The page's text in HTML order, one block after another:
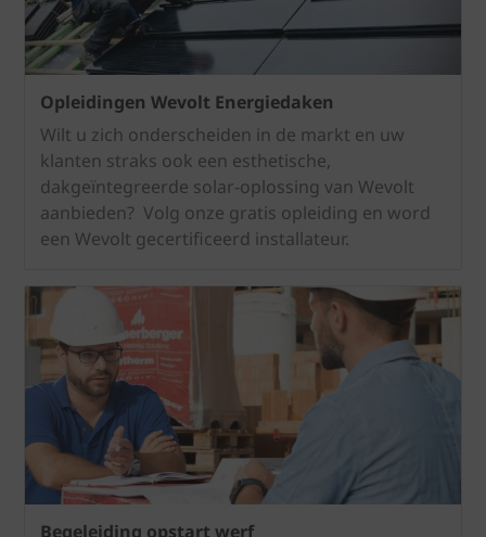
Opleidingen Wevolt Energiedaken
Wilt u zich onderscheiden in de markt en uw
klanten straks ook een esthetische,
dakgeïntegreerde solar-oplossing van Wevolt
aanbieden? Volg onze gratis opleiding en word
een Wevolt gecertificeerd installateur.
Begeleiding opstart werf